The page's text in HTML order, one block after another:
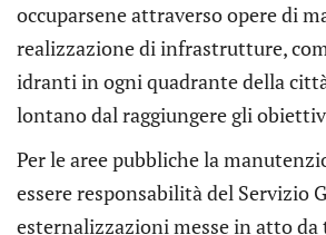
occuparsene attraverso opere di
realizzazione di infrastrutture,
idranti in ogni quadrante della
lontano dal raggiungere gli
Per le aree pubbliche la
essere responsabilità del Servizio
esternalizzazioni messe in atto